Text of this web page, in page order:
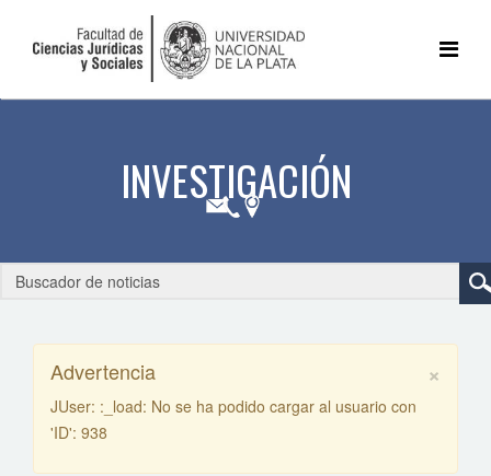
×
Advertencia
JUser: :_load: No se ha podido cargar al usuario con
'ID': 938